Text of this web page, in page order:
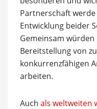
Partnerschaft
Entwicklung beider
Gemeinsam
Bereitstellung von
konkurrenzfähigen
arbeiten.
Auch als weltweiten